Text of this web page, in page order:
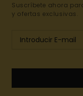
Suscríbete ahora
y ofertas exclusivas.